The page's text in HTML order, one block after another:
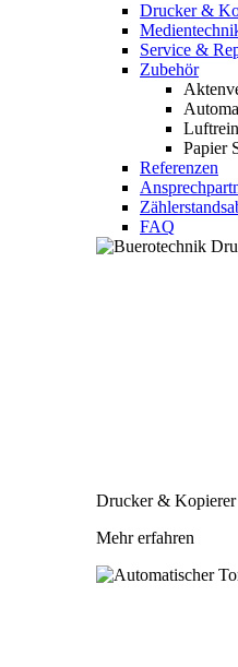
Drucker &
Service &
Zubehör
Papier
Referenzen
FAQ
Drucker & Kopierer
Mehr erfahren